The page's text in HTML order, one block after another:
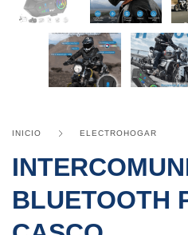
INICIO ELECTROHOGAR
BLUETOOTH